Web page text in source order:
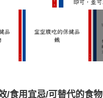
/食用宜忌/可替代的食物